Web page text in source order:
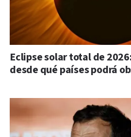
Eclipse solar total de
desde qué países podrá